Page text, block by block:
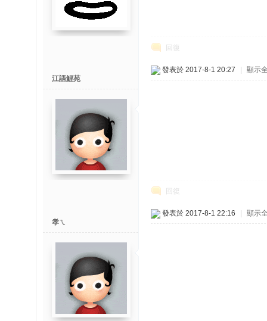
回復
江語鯉苑
發表於 2017-8-1 20:27 顯示
回復
孝ㄟ
發表於 2017-8-1 22:16 顯示